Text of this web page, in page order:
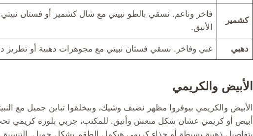
كشمير
فاخر وناعم. نسقي بالطو نبيتي مع شال كشمير أو فستان
الأنيق.
دهبي غني وفاخر. نسقي فستان نبيتي مع مجوهرات دهبية أو تطريز
الأبيض والكريمي
الأبيض والكريمي بيوفروا مظهر نضيف وشيك، وبيخلقوا تباين جميل مع
أبيض أو كريمي عشان شكل منعش وأنيق. للمكتب، جربي بلوزة كريمي تحت